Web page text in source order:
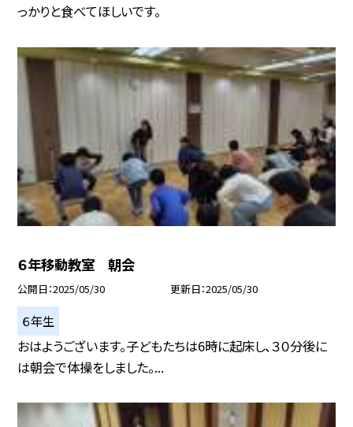
っかりと食べてほしいです。
６年移動教室 朝会
公開日 2025/05/30 更新日 2025/05/30
６年生
おはようございます。子どもたちは6時に起床し、３０分後に
は朝会で体操をしました。...